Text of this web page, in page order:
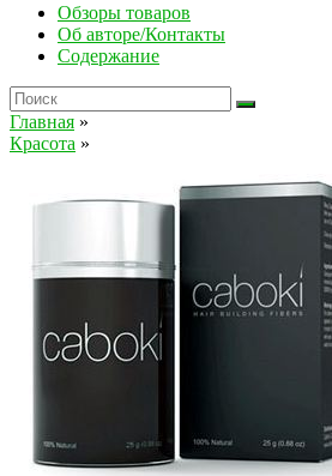
Обзоры товаров
Об авторе/Контакты
Содержание
Главная »
Красота »